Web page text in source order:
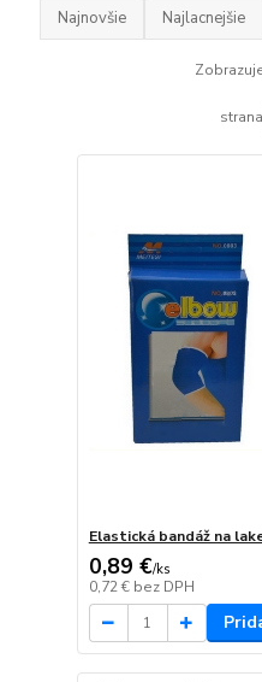
Najnovšie Najlacnejšie
strana
Elastická bandáž na
0,89 €/ks
0,72 € bez DPH